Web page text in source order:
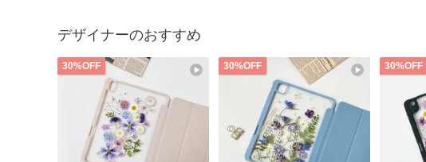
デザイナーのおすすめ
30%OFF 30%OFF 30%OFF